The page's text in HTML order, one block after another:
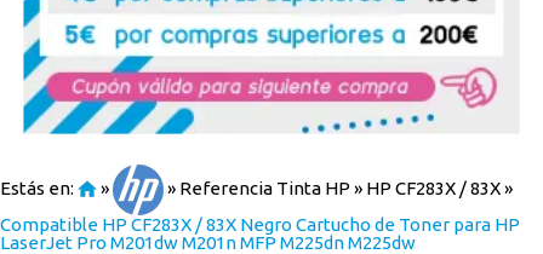
Estás en: » » Referencia Tinta HP » HP CF283X / 83X»
Compatible HP CF283X / 83X Negro Cartucho de Toner para HP
LaserJet Pro M201dw M201n MFP M225dn M225dw